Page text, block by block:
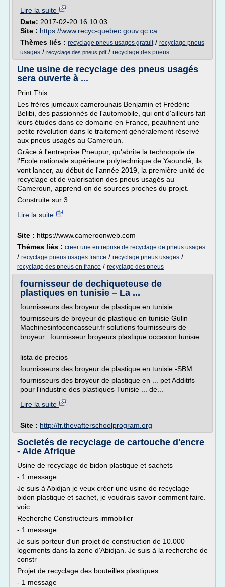
Lire la suite
Date: 2017-02-20 16:10:03
Site : https://www.recyc-quebec.gouv.qc.ca
Thèmes liés : recyclage pneus usages gratuit/ recyclage pneus
usages / recyclage des pneus pdf / recyclage des pneus
Une usine de recyclage des pneus usagés
sera ouverte à ...
Print This
Les frères jumeaux camerounais Benjamin et Frédéric
Belibi, des passionnés de l'automobile, qui ont d'ailleurs fait
leurs études dans ce domaine en France, peaufinent une
petite révolution dans le traitement généralement réservé
aux pneus usagés au Cameroun.
Grâce à l'entreprise Pneupur, qu'abrite la technopole de
l'Ecole nationale supérieure polytechnique de Yaoundé, ils
vont lancer, au début de l'année 2019, la première unité de
recyclage et de valorisation des pneus usagés au
Cameroun, apprend-on de sources proches du projet.
Construite sur 3...
Lire la suite
Site : https://www.cameroonweb.com
Thèmes liés : creer une entreprise de recyclage de pneus usages
/ recyclage pneus usages france / recyclage pneus usages /
recyclage des pneus en france / recyclage des pneus
fournisseur de dechiqueteuse de
plastiques en tunisie – La ...
fournisseurs des broyeur de plastique en tunisie
fournisseurs de broyeur de plastique en tunisie Gulin
Machinesinfoconcasseur.fr solutions fournisseurs de
broyeur...fournisseur broyeurs plastique occasion tunisie
lista de precios
fournisseurs des broyeur de plastique en tunisie -SBM ...
fournisseurs des broyeur de plastique en ... pet Additifs
pour l'industrie des plastiques Tunisie ... de...
Lire la suite
Site : http://fr.thevafterschoolprogram.org
Societés de recyclage de cartouche d'encre
- Aide Afrique
Usine de recyclage de bidon plastique et sachets
- 1 message
Je suis à Abidjan je veux créer une usine de recyclage
bidon plastique et sachet, je voudrais savoir comment faire.
voic
Recherche Constructeurs immobilier
- 1 message
Je suis porteur d'un projet de construction de 10.000
logements dans la zone d'Abidjan. Je suis à la recherche de
constr
Projet de recyclage des bouteilles plastiques
- 1 message